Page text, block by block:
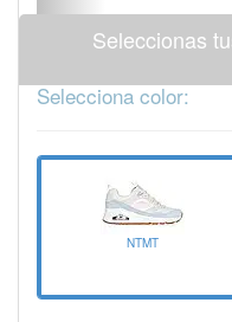
Seleccionas
Selecciona color:
NTMT